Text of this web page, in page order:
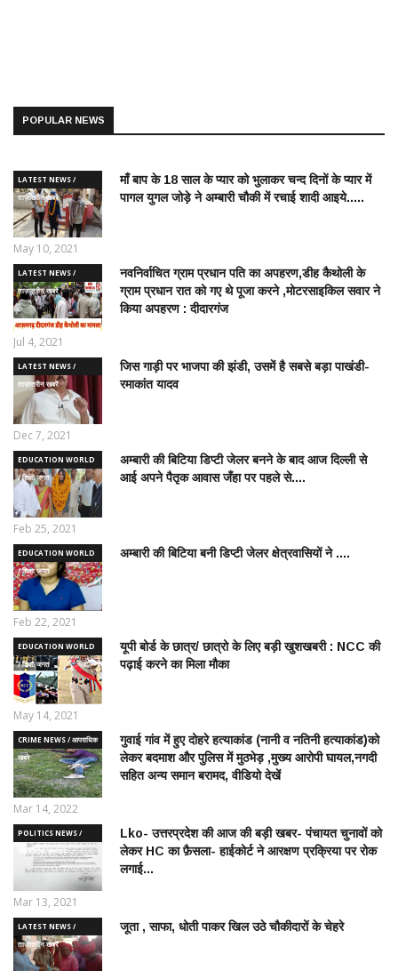
POPULAR NEWS
LATEST NEWS /
ताज़ातरीन खबरें
माँ बाप के 18 साल के प्यार को भुलाकर चन्द दिनों के प्यार में
पागल युगल जोड़े ने अम्बारी चौकी में रचाई शादी आइये.....
May 10, 2021
LATEST NEWS /
ताज़ातरीन खबरें
नवनिर्वाचित ग्राम प्रधान पति का अपहरण,डीह कैथोली के
ग्राम प्रधान रात को गए थे पूजा करने ,मोटरसाइकिल सवार ने
किया अपहरण : दीदारगंज
Jul 4, 2021
LATEST NEWS /
ताज़ातरीन खबरें
जिस गाड़ी पर भाजपा की झंडी, उसमें है सबसे बड़ा पाखंडी-
रमाकांत यादव
Dec 7, 2021
EDUCATION WORLD
/ शिक्षा जगत
अम्बारी की बिटिया डिप्टी जेलर बनने के बाद आज दिल्ली से
आई अपने पैतृक आवास जँहा पर पहले से....
Feb 25, 2021
EDUCATION WORLD
/ शिक्षा जगत
अम्बारी की बिटिया बनी डिप्टी जेलर क्षेत्रवासियों ने ....
Feb 22, 2021
EDUCATION WORLD
/ शिक्षा जगत
यूपी बोर्ड के छात्र/ छात्रो के लिए बड़ी खुशखबरी : NCC की
पढ़ाई करने का मिला मौका
May 14, 2021
CRIME NEWS / आपराधिक
ख़बरे
गुवाई गांव में हुए दोहरे हत्याकांड (नानी व नतिनी हत्याकांड)को
लेकर बदमाश और पुलिस में मुठभेड़ ,मुख्य आरोपी घायल,नगदी
सहित अन्य समान बरामद, वीडियो देखें
Mar 14, 2022
POLITICS NEWS /
राजनीतिक समाचार
Lko- उत्तरप्रदेश की आज की बड़ी खबर- पंचायत चुनावों को
लेकर HC का फ़ैसला- हाईकोर्ट ने आरक्षण प्रक्रिया पर रोक
लगाई...
Mar 13, 2021
LATEST NEWS /
ताज़ातरीन खबरें
जूता , साफा, धोती पाकर खिल उठे चौकीदारों के चेहरे